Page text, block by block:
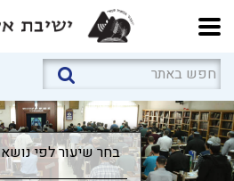
בחר שיעור לפי נושא
בחר שיעור לפי נושא